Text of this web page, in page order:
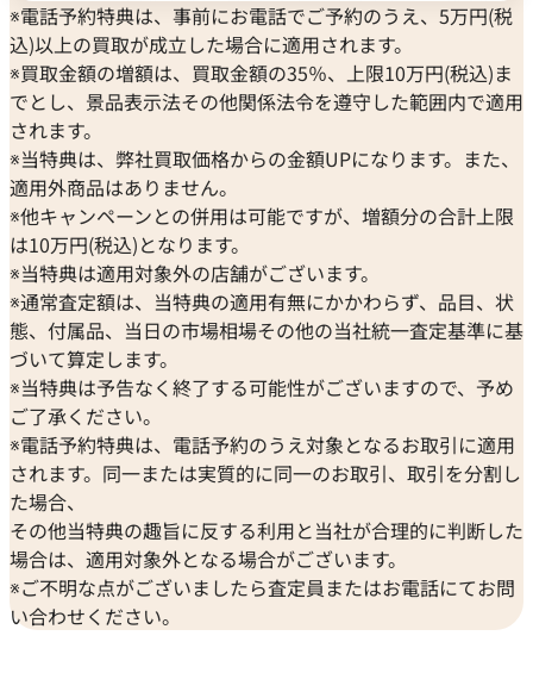
※電話予約特典は、事前にお電話でご予約のうえ、5万円(税
込)以上の買取が成立した場合に適用されます。
※買取金額の増額は、買取金額の35％、上限10万円(税込)ま
でとし、景品表示法その他関係法令を遵守した範囲内で適用
されます。
※当特典は、弊社買取価格からの金額UPになります。また、
適用外商品はありません。
※他キャンペーンとの併用は可能ですが、増額分の合計上限
は10万円(税込)となります。
※当特典は適用対象外の店舗がございます。
※通常査定額は、当特典の適用有無にかかわらず、品目、状
態、付属品、当日の市場相場その他の当社統一査定基準に基
づいて算定します。
※当特典は予告なく終了する可能性がございますので、予め
ご了承ください。
※電話予約特典は、電話予約のうえ対象となるお取引に適用
されます。同一または実質的に同一のお取引、取引を分割し
た場合、
その他当特典の趣旨に反する利用と当社が合理的に判断した
場合は、適用対象外となる場合がございます。
※ご不明な点がございましたら査定員またはお電話にてお問
い合わせください。